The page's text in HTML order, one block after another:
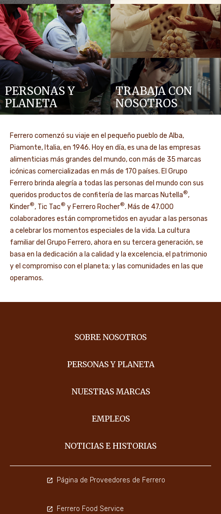
PERSONAS Y
PLANETA
TRABAJA CON
NOSOTROS
Ferrero comenzó su viaje en el pequeño pueblo de Alba,
Piamonte, Italia, en 1946. Hoy en día, es una de las empresas
alimenticias más grandes del mundo, con más de 35 marcas
icónicas comercializadas en más de 170 países. El Grupo
Ferrero brinda alegría a todas las personas del mundo con sus
queridos productos de confitería de las marcas Nutella®,
Kinder®, Tic Tac® y Ferrero Rocher®. Más de 47.000
colaboradores están comprometidos en ayudar a las personas
a celebrar los momentos especiales de la vida. La cultura
familiar del Grupo Ferrero, ahora en su tercera generación, se
basa en la dedicación a la calidad y la excelencia, el patrimonio
y el compromiso con el planeta; y las comunidades en las que
operamos.
SOBRE NOSOTROS
PERSONAS Y PLANETA
NUESTRAS MARCAS
EMPLEOS
NOTICIAS E HISTORIAS
Página de Proveedores de Ferrero
Ferrero Food Service